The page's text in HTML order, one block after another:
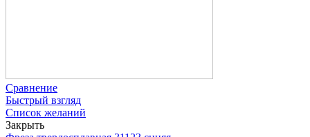
Сравнение
Быстрый взгляд
Список желаний
Закрыть